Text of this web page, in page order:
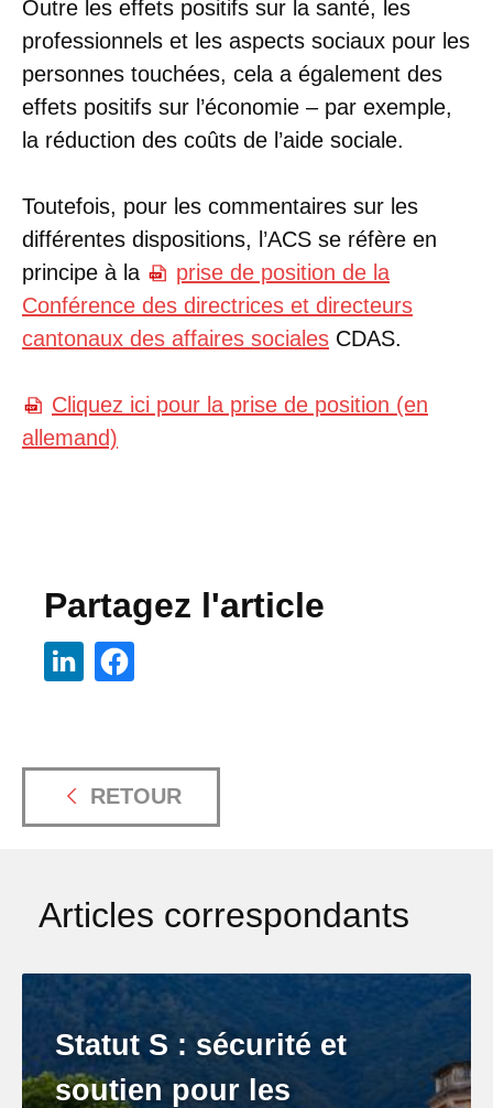
Outre les effets positifs sur la santé, les
professionnels et les aspects sociaux pour les
personnes touchées, cela a également des
effets positifs sur l’économie – par exemple,
la réduction des coûts de l’aide sociale.
Toutefois, pour les commentaires sur les
différentes dispositions, l’ACS se réfère en
principe à la
prise de position de la
Conférence des directrices et directeurs
cantonaux des affaires sociales CDAS.
Cliquez ici pour la prise de position (en
allemand)
Partagez l'article
RETOUR
Articles correspondants
Statut S : sécurité et
soutien pour les